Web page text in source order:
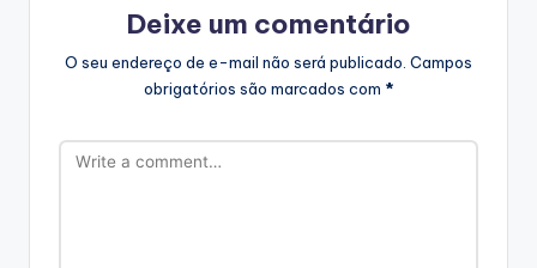
Deixe um comentário
O seu endereço de e-mail não será publicado. Campos
obrigatórios são marcados com *